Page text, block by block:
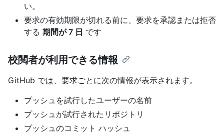
い。
要求の有効期限が切れる前に、要求を承認または拒否
する 期間が 7 日 です
校閲者が利用できる情報
GitHub では、要求ごとに次の情報が表示されます。
プッシュを試行したユーザーの名前
プッシュが試行されたリポジトリ
プッシュのコミット ハッシュ